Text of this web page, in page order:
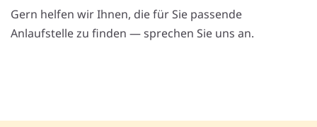
Gern helfen wir Ihnen, die für Sie passende
Anlaufstelle zu finden — sprechen Sie uns an.